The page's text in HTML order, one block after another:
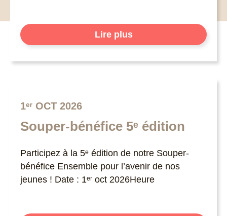
Lire plus
1ᵉʳ OCT 2026
Souper-bénéfice 5ᵉ édition
Participez à la 5ᵉ édition de notre Souper-
bénéfice Ensemble pour l’avenir de nos
jeunes ! Date : 1ᵉʳ oct 2026Heure